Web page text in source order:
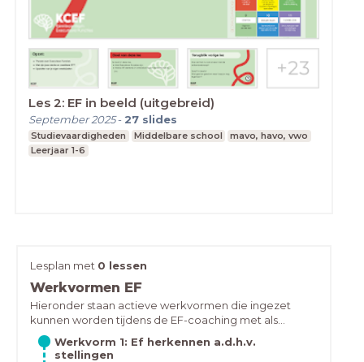
Les 2: EF in beeld (uitgebreid)
September 2025- 27 slides
Studievaardigheden Middelbare school
mavo, havo, vwo
Leerjaar 1-6
Lesplan met 0 lessen
Werkvormen EF
Hieronder staan actieve werkvormen die ingezet
kunnen worden tijdens de EF-coaching met als
onderwerp de Executieve functies.
Werkvorm 1: Ef herkennen a.d.h.v.
stellingen